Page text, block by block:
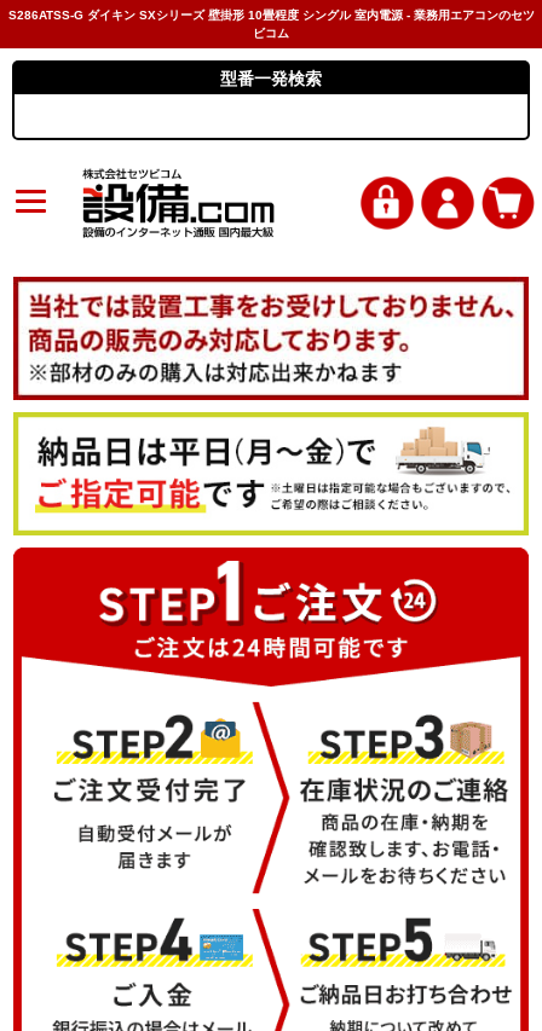
S286ATSS-G ダイキン SXシリーズ 壁掛形 10畳程度 シングル 室内電源 - 業務用エアコンのセツ
ビコム
型番一発検索